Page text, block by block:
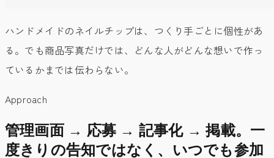
ハンドメイドのネイルチップは、つくり手ごとに個性があ
る。でも商品写真だけでは、どんな人がどんな想いで作っ
ているかまでは伝わらない。
Approach
管理画面 → 応募 → 記事化 → 掲載。一
度きりの告知ではなく、いつでも参加